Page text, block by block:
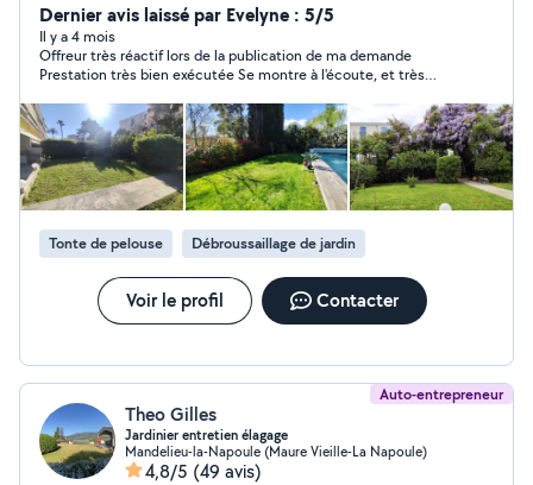
plusieurs années d'expérience, je propose des services
sur mesure allant de la création de jardins esthétiques
et harmonieux à leur entretien régulier. Chaque projet
est unique, et je mets un point d'honneur à comprendre
vos besoins pour créer des aménagements qui
respectent l'environnement, tout en étant fonctionnels
et faciles à entretenir. Mes prestations incluent la
conception d'espaces verts, l'installation de systèmes
d'arrosage éco-responsables, la plantation de végétaux
adaptés à votre sol et à votre climat, ainsi que
l'entretien régulier pour garantir la beauté et la santé de
votre jardin tout au long de l'année. Mon objectif est
simple : faire de votre jardin un lieu de bien-être qui
vous ressemble et qui valorise votre propriété. Le trèfle
Dernier avis laissé par Evelyne : 5/5
Il y a 4 mois
Offreur très réactif lors de la publication de ma demande
Prestation très bien exécutée Se montre à l'écoute, et très
Tonte de pelouse Débroussaillage de jardin
Voir le profil Contacter
Auto-entrepreneur
Theo Gilles
Jardinier entretien élagage
Mandelieu-la-Napoule (Maure Vieille-La Napoule)
4,8/5 (49 avis)